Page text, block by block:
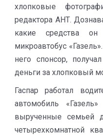
хлопковые
редактора АНТ.
какие средства он
микроавтобус
него спонсор,
деньги за хлопковый
Гаспар работал
автомобиль
вырученные семьей
четырехкомнатной